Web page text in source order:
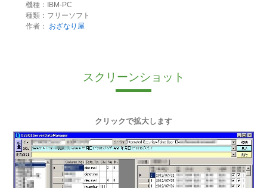
機種：IBM-PC
種類：フリーソフト
作者：
おざなり屋
スクリーンショット
クリックで拡大します